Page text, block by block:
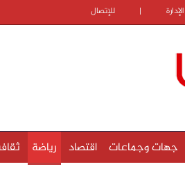
الإدارة | للإتصال
جهات وجماعات اقتصاد رياضة